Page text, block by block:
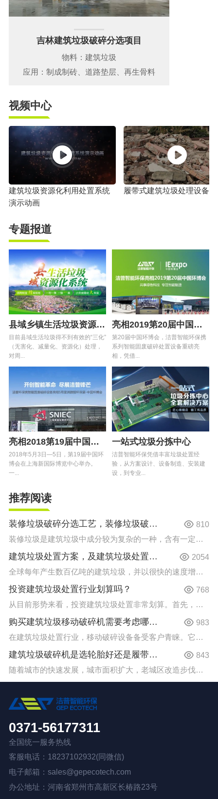
吉林建筑垃圾破碎分选项目
物料：建筑垃圾
应用：制成制砖、道路垫层、再生骨料
视频中心
建筑垃圾资源化利用处置系统
演示动画
履带式建筑垃圾处理设备
专题报道
县域乡镇生活垃圾资源化处置系统
目前县域生活垃圾得不到有效的“三化”
（无害化、减量化、资源化）处理，
对周...
亮相2019第20届中国环博会专题
第20届中国环博会，洁普智能环保携
系列智能固废破碎处置设备重磅亮
相，凭借...
亮相2018第19届中国环博会专题
2018年5月3日—5日，第19届中国环
博会在上海新国际博览中心举办。
一...
一站式垃圾分拣中心
洁普智能环保凭借丰富垃圾处置经
验，从方案设计、设备制造、安装建
设，到专业...
推荐阅读
装修垃圾破碎分选工艺，装修垃圾破碎分选方案介绍
810
装修垃圾是建筑垃圾中成分较为复杂的一种，含有一定量的有毒、有害物质，成分组成包括可回收物质、不可回收...
建筑垃圾处置方案，及建筑垃圾处置工艺流程介绍
2054
全球每年产生数百亿吨的建筑垃圾，并以很快的速度增长。这些本可以被回收利用的垃圾资源被随意的填埋和堆放...
投资建筑垃圾处置行业划算吗？
768
从目前形势来看，投资建筑垃圾处置非常划算。首先，我国城市建筑垃圾年产量超过30亿吨，数量庞大，物料资...
购买建筑垃圾移动破碎机需要考虑哪些因素？
983
在建筑垃圾处置行业，移动破碎设备备受客户青睐。它消除了破碎场地、基础建设、处理量、电力等因素对处置设...
建筑垃圾破碎机是选轮胎好还是履带好？
843
随着城市的快速发展，城市面积扩大，老城区改造步伐加快，建筑垃圾产生量急剧增多，已严重阻碍城市的发展步...
0371-56177311
全国统一服务热线
客服电话：18237102932(同微信)
电子邮箱：sales@gepecotech.com
办公地址：河南省郑州市高新区长椿路23号